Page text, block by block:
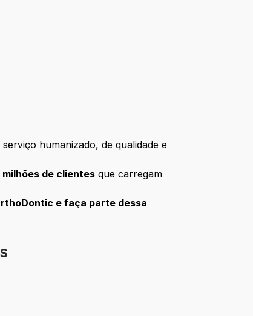
humanizado, de qualidade e
milhões de clientes que carregam
e faça parte dessa